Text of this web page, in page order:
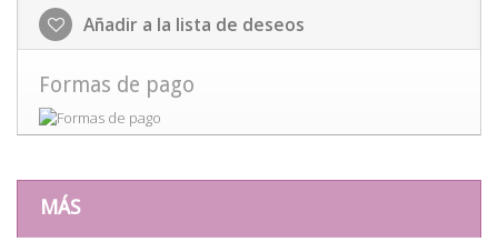
Añadir a la lista de deseos
Formas de pago
MÁS